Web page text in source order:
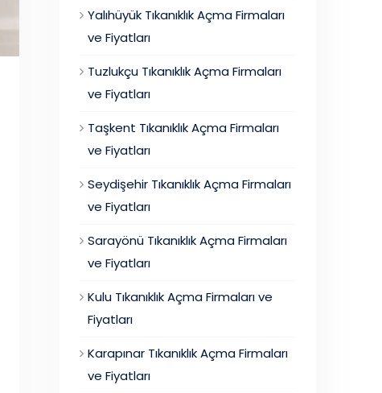
Yalıhüyük Tıkanıklık Açma Firmaları
ve Fiyatları
Tuzlukçu Tıkanıklık Açma Firmaları
ve Fiyatları
Taşkent Tıkanıklık Açma Firmaları
ve Fiyatları
Seydişehir Tıkanıklık Açma Firmaları
ve Fiyatları
Sarayönü Tıkanıklık Açma Firmaları
ve Fiyatları
Kulu Tıkanıklık Açma Firmaları ve
Fiyatları
Karapınar Tıkanıklık Açma Firmaları
ve Fiyatları